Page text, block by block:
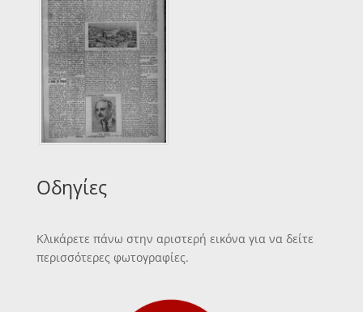
Οδηγίες
Κλικάρετε πάνω στην αριστερή εικόνα για να δείτε
περισσότερες φωτογραφίες.